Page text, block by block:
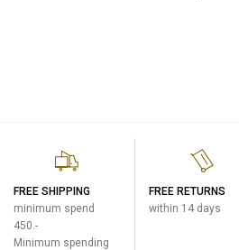
FREE SHIPPING
minimum spend
450.-
Minimum spending
FREE RETURNS
within 14 days